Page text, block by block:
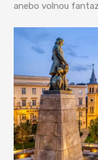
anebo volnou